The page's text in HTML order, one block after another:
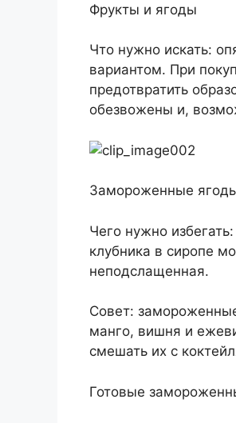
Фрукты и ягоды
Что нужно искать:
вариантом. При
предотвратить
обезвожены и,
Замороженные
Чего нужно
клубника в сиропе
неподслащенная.
Совет:
манго, вишня и
смешать их с
Готовые